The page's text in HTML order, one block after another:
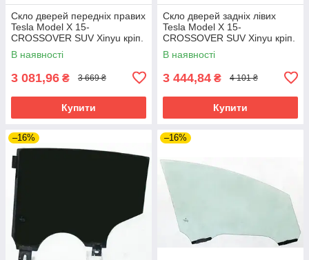
Скло дверей передніх правих
Tesla Model X 15-
CROSSOVER SUV Xinyu кріп.
В наявності
3 081,96 ₴ 3 669 ₴
Купити
Скло дверей задніх лівих
Tesla Model X 15-
CROSSOVER SUV Xinyu кріп.
В наявності
3 444,84 ₴ 4 101 ₴
Купити
–16% –16%